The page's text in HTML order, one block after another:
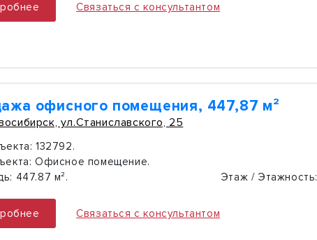
Связаться с консультантом
офисного помещения, 447,87 м²
ул.Станиславского, 25
132792.
Офисное помещение.
447.87 м². Этаж / Этажность:
Связаться с консультантом